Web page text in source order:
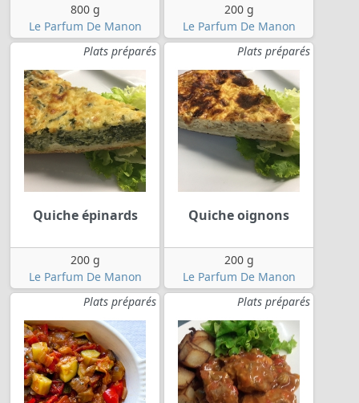
800 g
Le Parfum De Manon
200 g
Le Parfum De Manon
Plats préparés
Quiche épinards
200 g
Le Parfum De Manon
Plats préparés
Quiche oignons
200 g
Le Parfum De Manon
Plats préparés
Plats préparés